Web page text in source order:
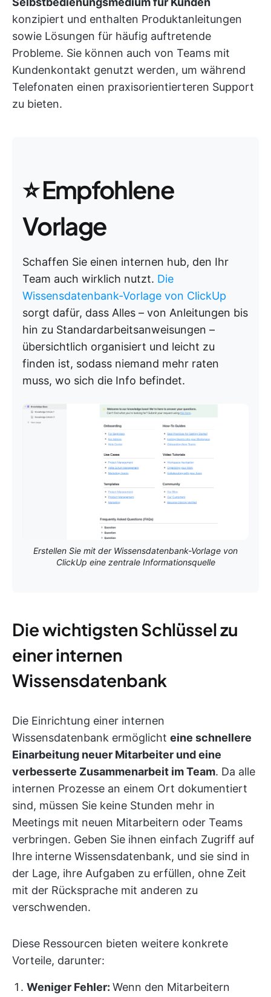
konzipiert und enthalten Produktanleitungen
sowie Lösungen für häufig auftretende
Probleme. Sie können auch von Teams mit
Kundenkontakt genutzt werden, um während
Telefonaten einen praxisorientierteren Support
zu bieten.
⭐ Empfohlene
Vorlage
Schaffen Sie einen internen hub, den Ihr
Team auch wirklich nutzt. Die
Wissensdatenbank-Vorlage von ClickUp
sorgt dafür, dass Alles – von Anleitungen bis
hin zu Standardarbeitsanweisungen –
übersichtlich organisiert und leicht zu
finden ist, sodass niemand mehr raten
muss, wo sich die Info befindet.
Erstellen Sie mit der Wissensdatenbank-Vorlage von
ClickUp eine zentrale Informationsquelle
Die wichtigsten Schlüssel zu
einer internen
Wissensdatenbank
Die Einrichtung einer internen
Wissensdatenbank ermöglicht eine schnellere
Einarbeitung neuer Mitarbeiter und eine
verbesserte Zusammenarbeit im Team. Da alle
internen Prozesse an einem Ort dokumentiert
sind, müssen Sie keine Stunden mehr in
Meetings mit neuen Mitarbeitern oder Teams
verbringen. Geben Sie ihnen einfach Zugriff auf
Ihre interne Wissensdatenbank, und sie sind in
der Lage, ihre Aufgaben zu erfüllen, ohne Zeit
mit der Rücksprache mit anderen zu
verschwenden.
Diese Ressourcen bieten weitere konkrete
Vorteile, darunter:
Weniger Fehler: Wenn den Mitarbeitern